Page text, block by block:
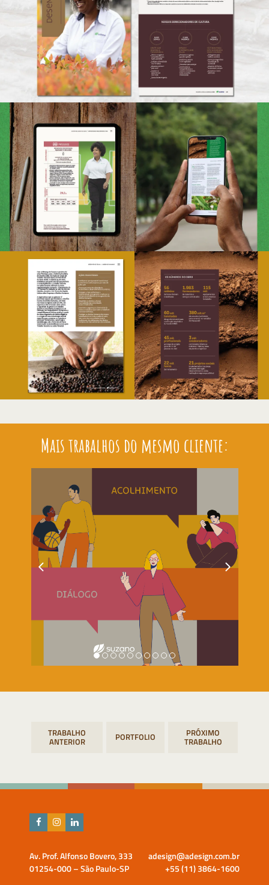
Mais trabalhos do mesmo cliente:
Navegação PORTFOLIO
Av. Prof. Alfonso Bovero, 333
01254-000 – São Paulo-SP
adesign@adesign.com.br
+55 (11) 3864-1600